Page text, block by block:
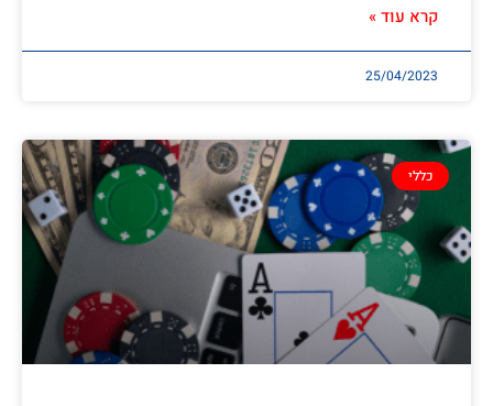
קרא עוד »
25/04/2023
כללי